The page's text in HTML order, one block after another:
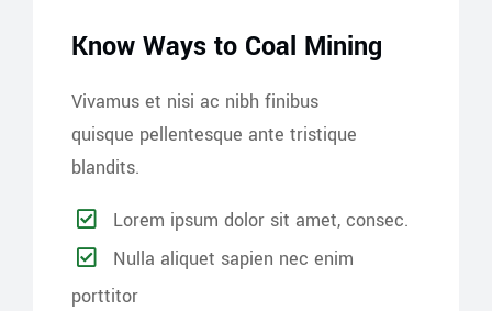
Know Ways to Coal Mining
Vivamus et nisi ac nibh finibus
quisque pellentesque ante tristique
blandits.
Lorem ipsum dolor sit amet, consec.
Nulla aliquet sapien nec enim
porttitor